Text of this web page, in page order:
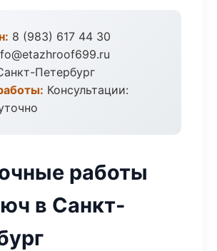
8 (983) 617 44 30
Петербург
Консультации:
работы
в Санкт-